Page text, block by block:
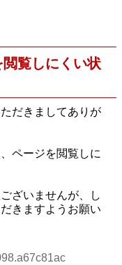
覧しにくい状
だきましてありが
ページを閲覧しに
ざいませんが、し
きますようお願い